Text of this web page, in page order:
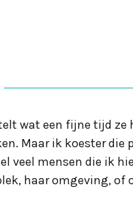
wat een fijne tijd
Maar ik koester die
veel mensen die ik
haar omgeving, of